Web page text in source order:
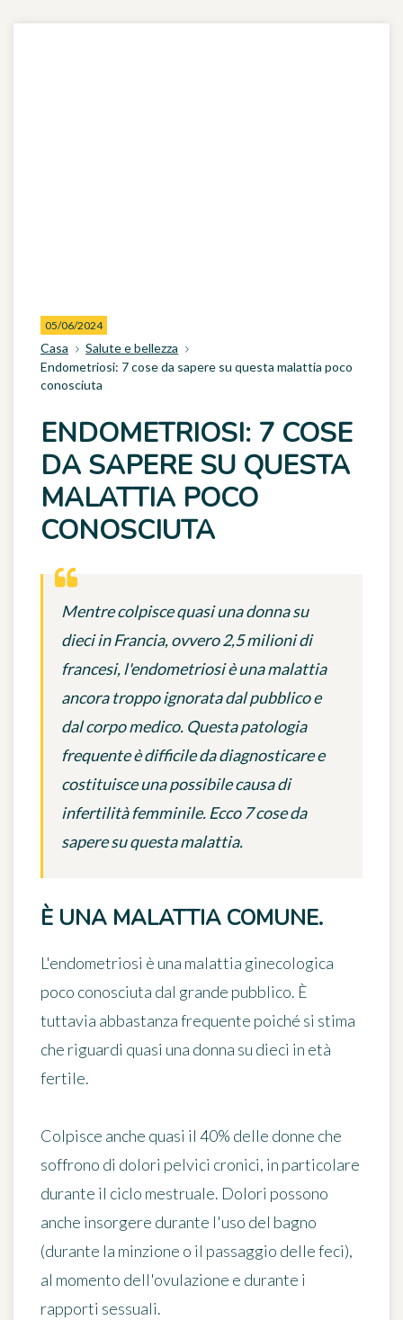
05/06/2024
Casa
Salute e bellezza
Endometriosi: 7 cose da sapere su questa malattia poco
conosciuta
ENDOMETRIOSI: 7 COSE
DA SAPERE SU QUESTA
MALATTIA POCO
CONOSCIUTA
Mentre colpisce quasi una donna su
dieci in Francia, ovvero 2,5 milioni di
francesi, l'endometriosi è una malattia
ancora troppo ignorata dal pubblico e
dal corpo medico. Questa patologia
frequente è difficile da diagnosticare e
costituisce una possibile causa di
infertilità femminile. Ecco 7 cose da
sapere su questa malattia.
È UNA MALATTIA COMUNE.
L'endometriosi è una malattia ginecologica
poco conosciuta dal grande pubblico. È
tuttavia abbastanza frequente poiché si stima
che riguardi quasi una donna su dieci in età
fertile.
Colpisce anche quasi il 40% delle donne che
soffrono di dolori pelvici cronici, in particolare
durante il ciclo mestruale. Dolori possono
anche insorgere durante l'uso del bagno
(durante la minzione o il passaggio delle feci),
al momento dell'ovulazione e durante i
rapporti sessuali.